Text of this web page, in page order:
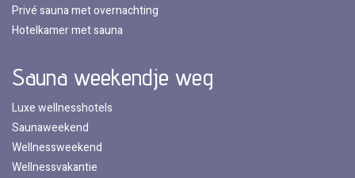
Privé sauna met overnachting
Hotelkamer met sauna
Sauna weekendje weg
Luxe wellnesshotels
Saunaweekend
Wellnessweekend
Wellnessvakantie